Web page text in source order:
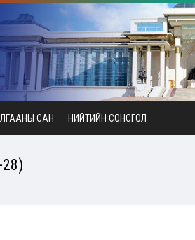
САН НИЙТИЙН СОНСГОЛ